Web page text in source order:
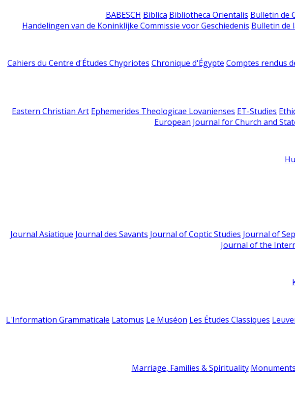
BABESCH Biblica Bibliotheca Orientalis Bulletin de
Handelingen van de Koninklijke Commissie voor Geschiedenis Bulletin de
Cahiers du Centre d'Études Chypriotes Chronique d'Égypte Comptes rendus
Eastern Christian Art Ephemerides Theologicae Lovanienses ET-Studies
European Journal for Church and
Journal Asiatique Journal des Savants Journal of Coptic Studies Journal of
Journal of the
L'Information Grammaticale Latomus Le Muséon Les Études Classiques
Marriage, Families & Spirituality